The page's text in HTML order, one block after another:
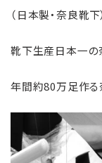
（日本製・奈良靴下）
靴下生産日本一の
年間約80万足作